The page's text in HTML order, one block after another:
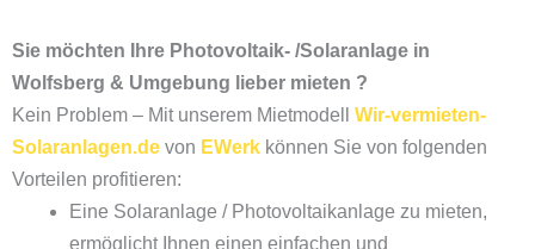
Sie möchten Ihre Photovoltaik- /Solaranlage in
Wolfsberg & Umgebung lieber mieten ?
Kein Problem – Mit unserem Mietmodell Wir-vermieten-
Solaranlagen.de von EWerk können Sie von folgenden
Vorteilen profitieren:
Eine Solaranlage / Photovoltaikanlage zu mieten,
ermöglicht Ihnen einen einfachen und